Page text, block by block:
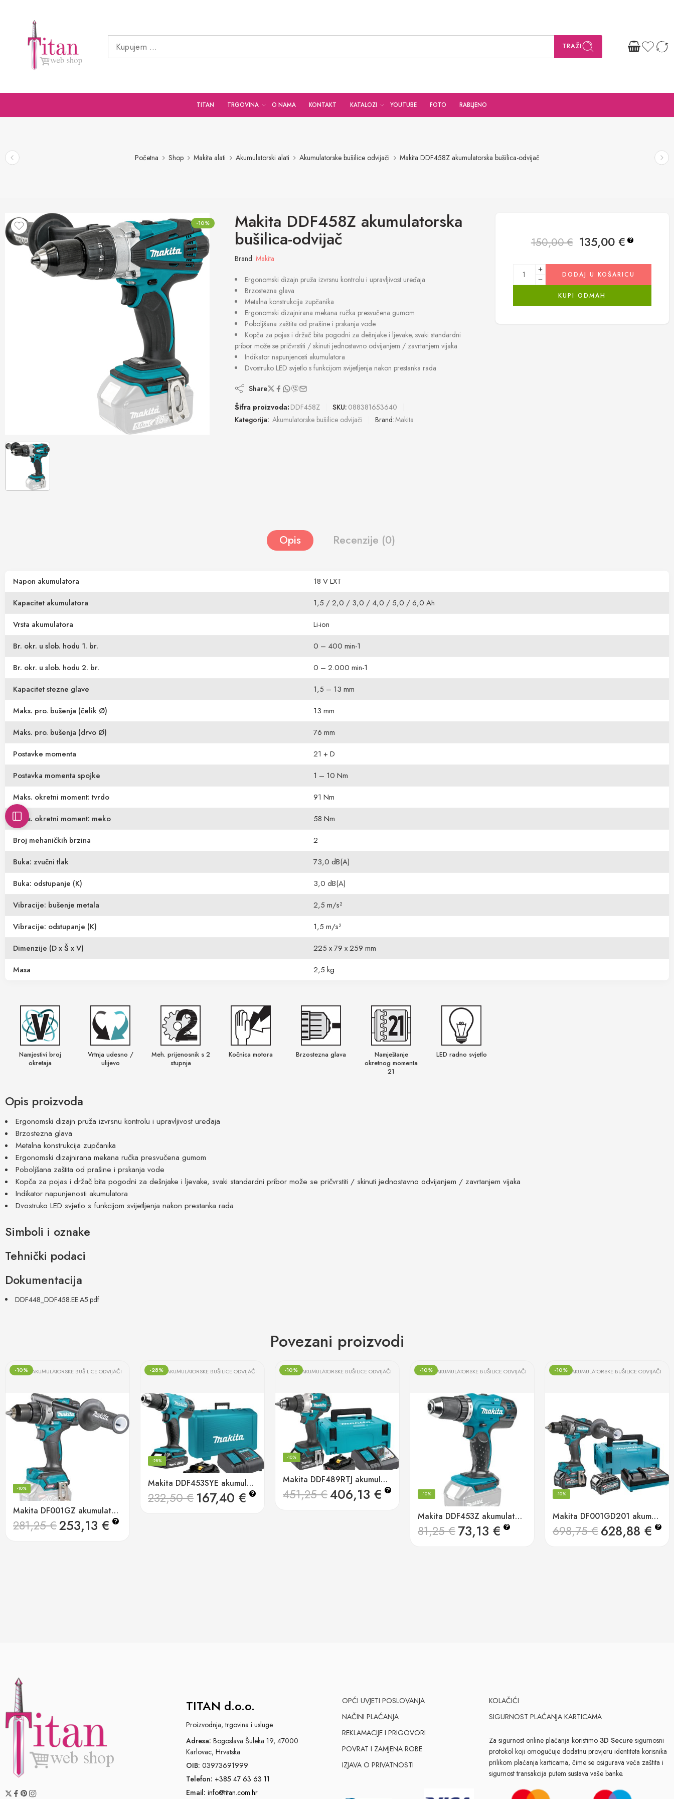
TRAŽI
TITAN TRGOVINA O NAMA KONTAKT KATALOZI YOUTUBE FOTO RABLJENO
Početna Shop Makita alati Akumulatorski alati Akumulatorske bušilice odvijači Makita DDF458Z akumulatorska bušilica-odvijač
-10% Makita DDF458Z akumulatorska
bušilica-odvijač
Brand: Makita
Ergonomski dizajn pruža izvrsnu kontrolu i upravljivost uređaja
Brzostezna glava
Metalna konstrukcija zupčanika
Ergonomski dizajnirana mekana ručka presvučena gumom
Poboljšana zaštita od prašine i prskanja vode
Kopča za pojas i držač bita pogodni za dešnjake i ljevake, svaki standardni
pribor može se pričvrstiti / skinuti jednostavno odvijanjem / zavrtanjem vijaka
Indikator napunjenosti akumulatora
Dvostruko LED svjetlo s funkcijom svijetljenja nakon prestanka rada
Share
Šifra proizvoda:DDF458Z SKU: 088381653640
Kategorija: Akumulatorske bušilice odvijači Brand:Makita
150,00€ 135,00 € ?
DODAJ U KOŠARICU
KUPI ODMAH
Opis Recenzije (0)
Opis proizvoda
Ergonomski dizajn pruža izvrsnu kontrolu i upravljivost uređaja
Brzostezna glava
Metalna konstrukcija zupčanika
Ergonomski dizajnirana mekana ručka presvučena gumom
Poboljšana zaštita od prašine i prskanja vode
Kopča za pojas i držač bita pogodni za dešnjake i ljevake, svaki standardni pribor može se pričvrstiti / skinuti jednostavno odvijanjem / zavrtanjem vijaka
Indikator napunjenosti akumulatora
Dvostruko LED svjetlo s funkcijom svijetljenja nakon prestanka rada
Simboli i oznake
Namjestivi broj
okretaja
Vrtnja udesno /
ulijevo
Meh. prijenosnik s 2
stupnja
Kočnica motora Brzostezna glava
Namještanje
okretnog momenta
21
LED radno svjetlo
Tehnički podaci
Napon akumulatora
18 V LXT
Kapacitet akumulatora
1,5 / 2,0 / 3,0 / 4,0 / 5,0 / 6,0 Ah
Vrsta akumulatora
Li-ion
Br. okr. u slob. hodu 1. br.
0 – 400 min-1
Br. okr. u slob. hodu 2. br.
0 – 2.000 min-1
Kapacitet stezne glave
1,5 – 13 mm
Maks. pro. bušenja (čelik Ø)
13 mm
Maks. pro. bušenja (drvo Ø)
76 mm
Postavke momenta
21 + D
Postavka momenta spojke
1 – 10 Nm
Maks. okretni moment: tvrdo
91 Nm
Maks. okretni moment: meko
58 Nm
Broj mehaničkih brzina
2
Buka: zvučni tlak
73,0 dB(A)
Buka: odstupanje (K)
3,0 dB(A)
Vibracije: bušenje metala
2,5 m/s²
Vibracije: odstupanje (K)
1,5 m/s²
Dimenzije (D x Š x V)
225 x 79 x 259 mm
Masa
2,5 kg
Dokumentacija
DDF448_DDF458.EE.A5.pdf
Povezani proizvodi
-10% AKUMULATORSKE BUŠILICE ODVIJAČI
Makita DF001GZ akumulatorska bušilica odvijač 40v, xgt
-10%
281,25€253,13 € ?
-28% AKUMULATORSKE BUŠILICE ODVIJAČI
Makita DDF453SYE akumulatorska bušilica-odvijač
-28%
232,50€ 167,40 € ?
-10% AKUMULATORSKE BUŠILICE ODVIJAČI
Makita DDF489RTJ akumulatorska bušilica odvijač 18v, 13mm
-10%
451,25€406,13 € ?
-10% AKUMULATORSKE BUŠILICE ODVIJAČI
Makita DDF453Z akumulatorska bušilica-odvijač 18v, 2sp
-10%
81,25€73,13 € ?
-10% AKUMULATORSKE BUŠILICE ODVIJAČI
Makita DF001GD201 akumulatorska bušilica odvijač 40v, xgt
-10%
698,75€628,88 € ?
TITAN d.o.o.
Proizvodnja, trgovina i usluge
Adresa: Bogoslava Šuleka 19, 47000
Karlovac, Hrvatska
OIB: 03973691999
Telefon: +385 47 63 63 11
Email: info@titan.com.hr
OPĆI UVJETI POSLOVANJA
NAČINI PLAĆANJA
REKLAMACIJE I PRIGOVORI
POVRAT I ZAMJENA ROBE
IZJAVA O PRIVATNOSTI
KOLAČIĆI
SIGURNOST PLAĆANJA KARTICAMA
Za sigurnost online plaćanja koristimo 3D Securesigurnosni
protokol koji omogućuje dodatnu provjeru identiteta korisnika
prilikom plaćanja karticama, čime se osigurava veća zaštita i
sigurnost transakcija putem sustava vaše banke.